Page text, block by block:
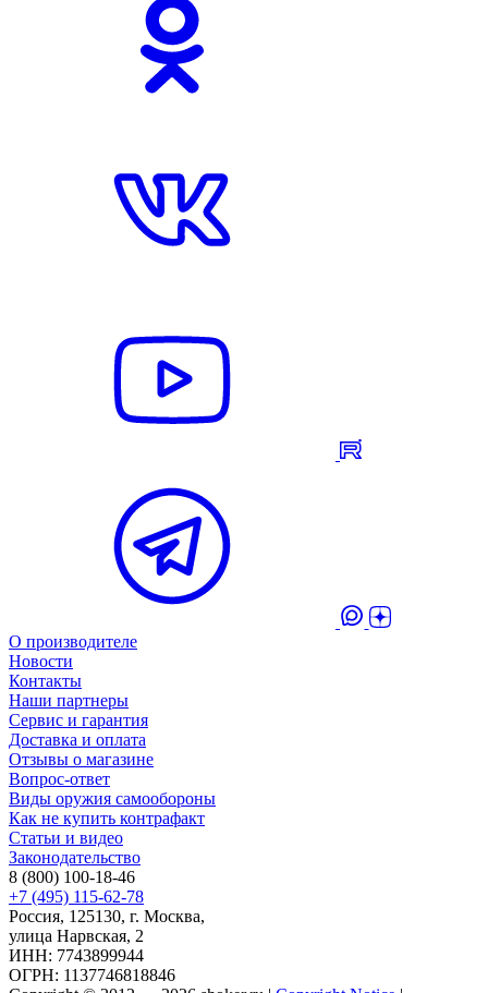
О производителе
Новости
Контакты
Наши партнеры
Сервис и гарантия
Доставка и оплата
Отзывы о магазине
Вопрос-ответ
Виды оружия самообороны
Как не купить контрафакт
Статьи и видео
Законодательство
8 (800) 100-18-46
+7 (495) 115-62-78
Россия, 125130, г. Москва,
улица Нарвская, 2
ИНН: 7743899944
ОГРН: 1137746818846